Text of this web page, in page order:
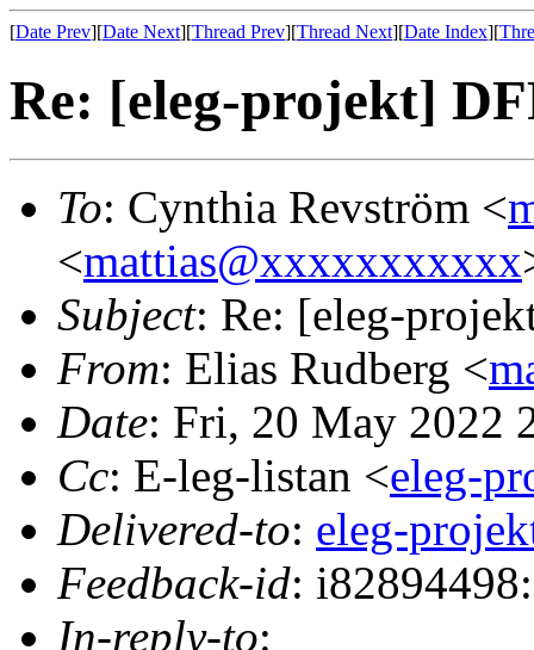
[Date Prev][Date Next][Thread Prev][Thread Next][Date Index][
Re: [eleg-projekt]
To: Cynthia Revström <
<mattias@xxxxxxxxxxx
Subject: Re: [eleg-
From: Elias Rudberg <
Date: Fri, 20 May 2022
Cc: E-leg-listan <eleg-
Delivered-to: eleg-
Feedback-id:
In-reply-to: